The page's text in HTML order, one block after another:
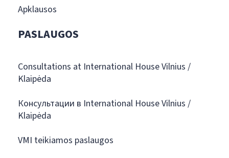
Apklausos
PASLAUGOS
Consultations at International House Vilnius /
Klaipėda
Консультации в International House Vilnius /
Klaipėda
VMI teikiamos paslaugos